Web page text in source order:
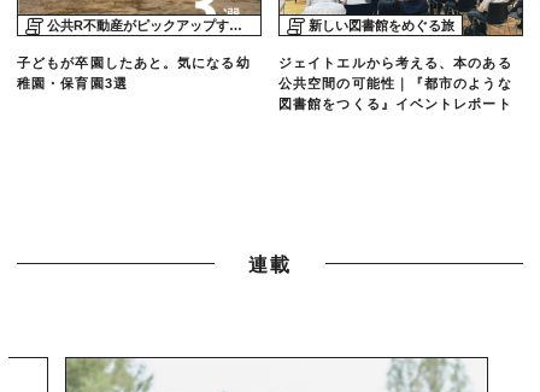
公共R不動産がピックアップする物件
子どもが卒園したあと。気になる幼
稚園・保育園3選
新しい図書館をめぐる旅
ジェイトエルから考える、本のある
公共空間の可能性｜『都市のような
図書館をつくる』イベントレポート
連載